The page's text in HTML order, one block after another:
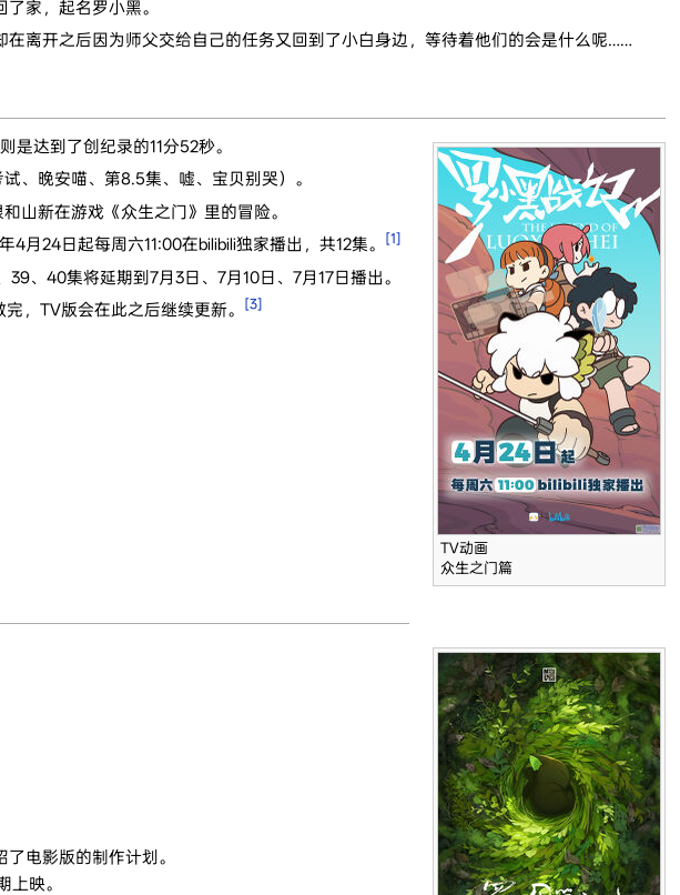
家，起名罗小黑。
离开之后因为师父交给自己的任务又回到了小白身边，等待着他们的会是什么呢……
TV动画
众生之门篇
达到了创纪录的11分52秒。
、晚安喵、第8.5集、嘘、宝贝别哭）。
山新在游戏《众生之门》里的冒险。
4月24日起每周六11:00在bilibili独家播出，共12集。 [1]
、40集将延期到7月3日、7月10日、7月17日播出。
，TV版会在此之后继续更新。 [3]
电影版的制作计划。
映。